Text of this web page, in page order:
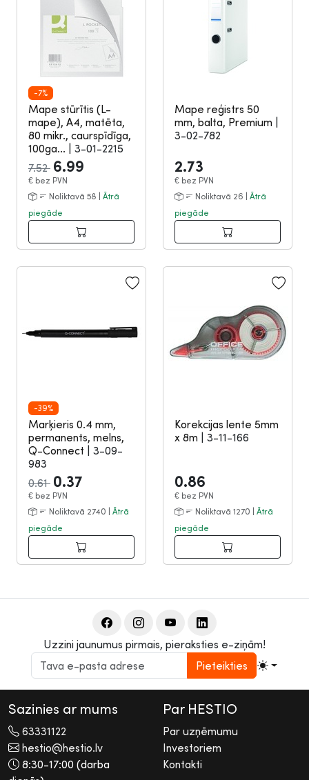
-7%
Mape stūrītis (L-
mape), A4, matēta,
80 mikr., caurspīdīga,
100ga...
3-01-2215
7.52 6.99
€ bez PVN
Noliktavā 58 | Ātrā
piegāde
Mape reģistrs 50
mm, balta, Premium
3-02-782
2.73
€ bez PVN
Noliktavā 26 | Ātrā
piegāde
-39%
Marķieris 0.4 mm,
permanents, melns,
Q-Connect
3-09-
983
0.61 0.37
€ bez PVN
Noliktavā 2740 | Ātrā
piegāde
Korekcijas lente 5mm
x 8m
3-11-166
0.86
€ bez PVN
Noliktavā 1270 | Ātrā
piegāde
Uzzini jaunumus pirmais, pieraksties e-ziņām!
Pieteikties
Sazinies ar mums
63331122
hestio@hestio.lv
8:30-17:00 (darba
Par HESTIO
Par uzņēmumu
Investoriem
Kontakti